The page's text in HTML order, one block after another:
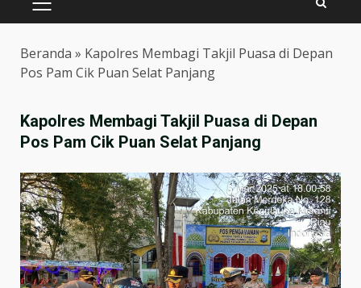
PRIMARY
MENU
Beranda » Kapolres Membagi Takjil Puasa di Depan
Pos Pam Cik Puan Selat Panjang
Kapolres Membagi Takjil Puasa di Depan
Pos Pam Cik Puan Selat Panjang